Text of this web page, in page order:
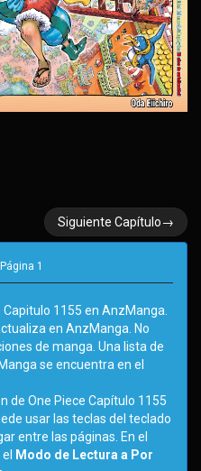
Siguiente Capítulo→
1
1155 en AnzManga.
en AnzManga. No
de manga. Una lista de
se encuentra en el
de One Piece Capítulo 1155
usar las teclas del teclado
entre las páginas. En el
Modo de Lectura a Por